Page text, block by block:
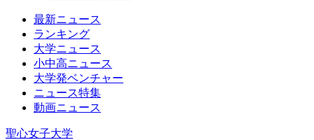
最新ニュース
ランキング
大学ニュース
小中高ニュース
大学発ベンチャー
ニュース特集
動画ニュース
聖心女子大学